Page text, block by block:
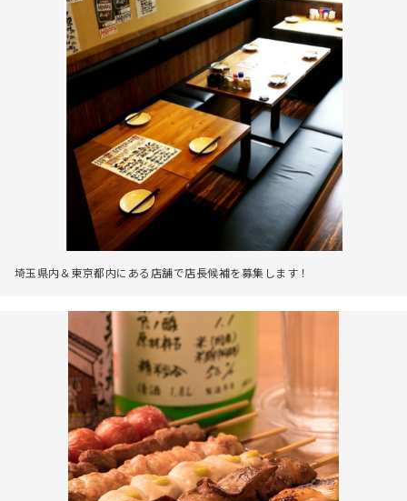
埼玉県内＆東京都内にある店舗で店長候補を募集します！